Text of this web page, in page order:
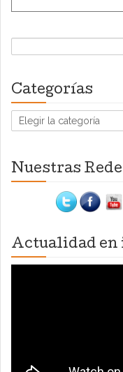
Buscar:
Categorías
Categorías
Nuestras
Actualidad en